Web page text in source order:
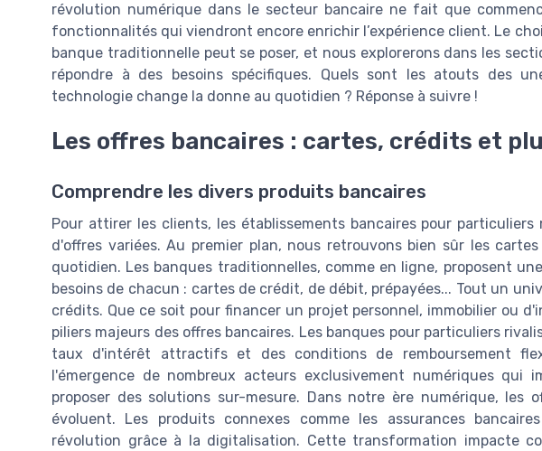
révolution numérique dans le secteur bancaire ne fait que
fonctionnalités qui viendront encore enrichir l’expérience client. Le
banque traditionnelle peut se poser, et nous explorerons dans les
répondre à des besoins spécifiques. Quels sont les atouts des
technologie change la donne au quotidien ? Réponse à suivre !
Les offres bancaires : cartes, crédits et
Comprendre les divers produits bancaires
Pour attirer les clients, les établissements bancaires pour
d'offres variées. Au premier plan, nous retrouvons bien sûr les
quotidien. Les banques traditionnelles, comme en ligne, proposent
besoins de chacun : cartes de crédit, de débit, prépayées... Tout un
crédits. Que ce soit pour financer un projet personnel, immobilier ou
piliers majeurs des offres bancaires. Les banques pour particuliers
taux d'intérêt attractifs et des conditions de remboursement
l'émergence de nombreux acteurs exclusivement numériques qui
proposer des solutions sur-mesure. Dans notre ère numérique, les
évoluent. Les produits connexes comme les assurances
révolution grâce à la digitalisation. Cette transformation impacte